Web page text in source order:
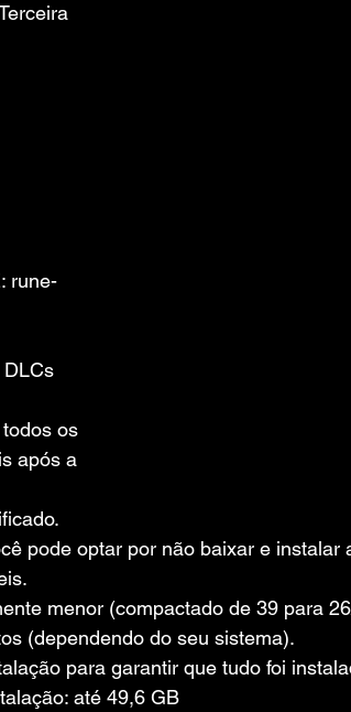
rune-
DLCs
os
após a
pode optar por não baixar e instalar
menor (compactado de 39 para
(dependendo do seu sistema).
para garantir que tudo foi
até 49,6 GB